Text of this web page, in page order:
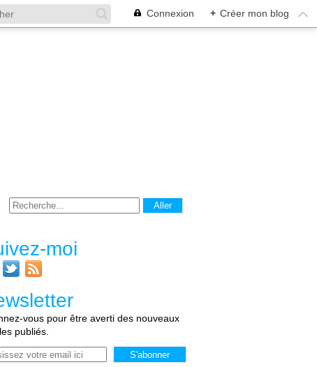
Connexion + Créer mon blog
moi
vous pour être averti des nouveaux
publiés.